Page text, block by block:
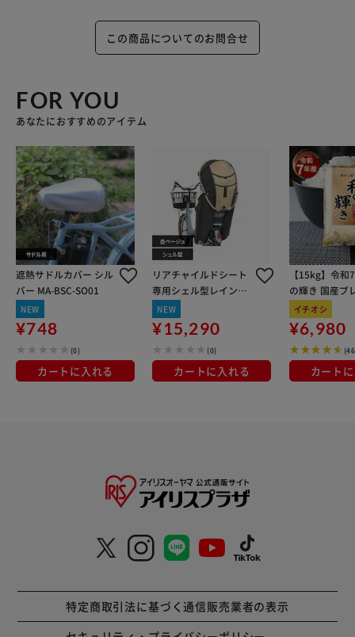
この商品についてのお問合せ
FOR YOU
あなたにおすすめのアイテム
遮熱サドルカバー シル
バー MA-BSC-SO01
NEW
¥748
(0)
カートに入れる
リアチャイルドシート
専用シェル型レインカ
バーhoro MA-D5RG07
杢ベージュ
NEW
¥15,290
(0)
カートに入れる
【15kg】令和
の輝き 国産ブ
kg×3袋
イチオシ
¥6,980
カート
特定商取引法に基づく通信販売業者の表示